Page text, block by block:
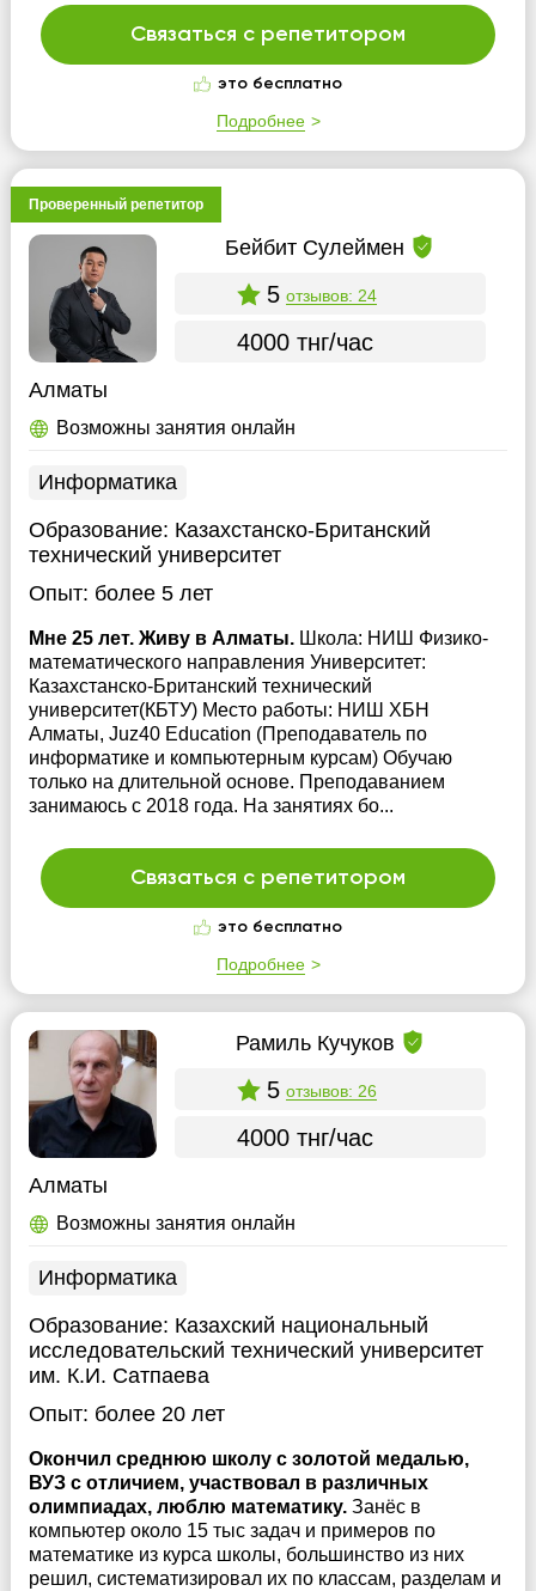
Связаться с репетитором
это бесплатно
Подробнее
Проверенный репетитор
Бейбит Сулеймен
5 отзывов: 24
4000 тнг/час
Алматы
Возможны занятия онлайн
Информатика
Образование: Казахстанско-Британский
технический университет
Опыт: более 5 лет
Мне 25 лет. Живу в Алматы. Школа: НИШ Физико-
математического направления Университет:
Казахстанско-Британский технический
университет(КБТУ) Место работы: НИШ ХБН
Алматы, Juz40 Education (Преподаватель по
информатике и компьютерным курсам) Обучаю
только на длительной основе. Преподаванием
занимаюсь с 2018 года. На занятиях бо...
Связаться с репетитором
это бесплатно
Подробнее
Рамиль Кучуков
5 отзывов: 26
4000 тнг/час
Алматы
Возможны занятия онлайн
Информатика
Образование: Казахский национальный
исследовательский технический университет
им. К.И. Сатпаева
Опыт: более 20 лет
Окончил среднюю школу с золотой медалью,
ВУЗ с отличием, участвовал в различных
олимпиадах, люблю математику. Занёс в
компьютер около 15 тыс задач и примеров по
математике из курса школы, большинство из них
решил, систематизировал их по классам, разделам и